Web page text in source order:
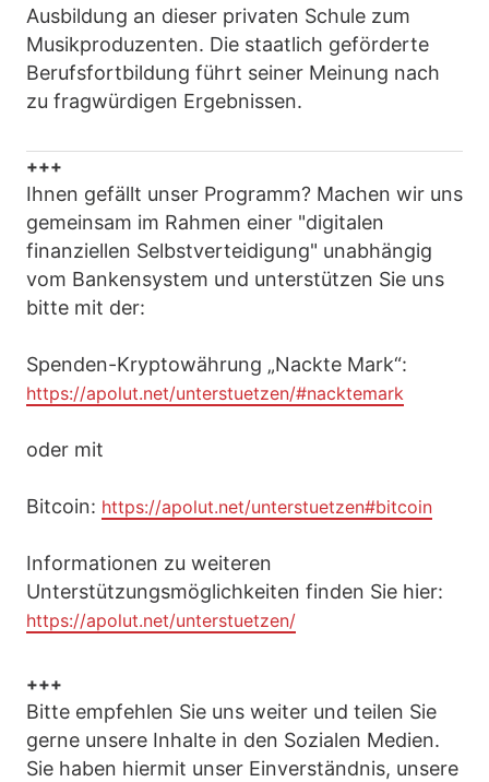
Ausbildung an dieser privaten Schule zum
Musikproduzenten. Die staatlich geförderte
Berufsfortbildung führt seiner Meinung nach
zu fragwürdigen Ergebnissen.
+++
Ihnen gefällt unser Programm? Machen wir uns
gemeinsam im Rahmen einer "digitalen
finanziellen Selbstverteidigung" unabhängig
vom Bankensystem und unterstützen Sie uns
bitte mit der:
Spenden-Kryptowährung „Nackte Mark“:
https://apolut.net/unterstuetzen/#nacktemark
oder mit
Bitcoin: https://apolut.net/unterstuetzen#bitcoin
Informationen zu weiteren
Unterstützungsmöglichkeiten finden Sie hier:
https://apolut.net/unterstuetzen/
+++
Bitte empfehlen Sie uns weiter und teilen Sie
gerne unsere Inhalte in den Sozialen Medien.
Sie haben hiermit unser Einverständnis, unsere